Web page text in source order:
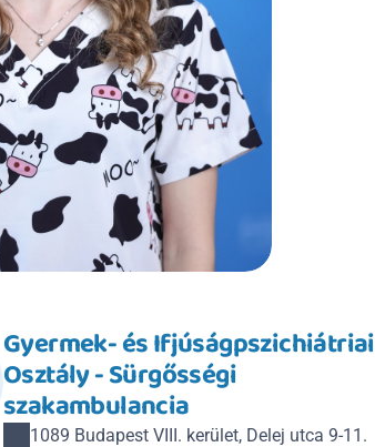
Gyermek- és Ifjúságpszichiátriai
Osztály - Sürgősségi
szakambulancia
1089 Budapest VIII. kerület, Delej utca 9-11.